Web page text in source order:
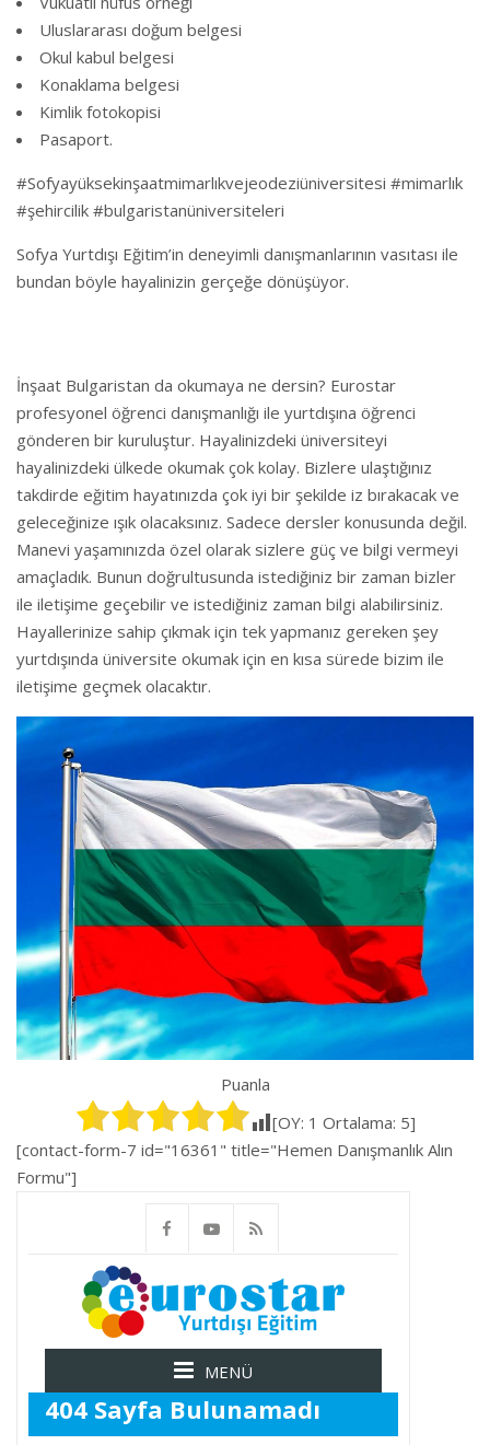
Uluslararası doğum belgesi
Okul kabul belgesi
Konaklama belgesi
Kimlik fotokopisi
Pasaport.
#Sofyayüksekinşaatmimarlıkvejeodeziüniversitesi #mimarlık
#şehircilik #bulgaristanüniversiteleri
Sofya Yurtdışı Eğitim’in deneyimli danışmanlarının vasıtası ile
bundan böyle hayalinizin gerçeğe dönüşüyor.
İnşaat Bulgaristan da okumaya ne dersin? Eurostar
profesyonel öğrenci danışmanlığı ile yurtdışına öğrenci
gönderen bir kuruluştur. Hayalinizdeki üniversiteyi
hayalinizdeki ülkede okumak çok kolay. Bizlere ulaştığınız
takdirde eğitim hayatınızda çok iyi bir şekilde iz bırakacak ve
geleceğinize ışık olacaksınız. Sadece dersler konusunda değil.
Manevi yaşamınızda özel olarak sizlere güç ve bilgi vermeyi
amaçladık. Bunun doğrultusunda istediğiniz bir zaman bizler
ile iletişime geçebilir ve istediğiniz zaman bilgi alabilirsiniz.
Hayallerinize sahip çıkmak için tek yapmanız gereken şey
yurtdışında üniversite okumak için en kısa sürede bizim ile
iletişime geçmek olacaktır.
Puanla
[OY: 1 Ortalama: 5]
[contact-form-7 id="16361" title="Hemen Danışmanlık Alın
Formu"]